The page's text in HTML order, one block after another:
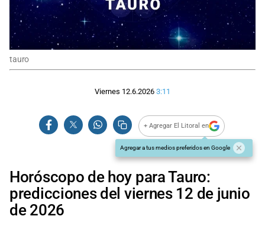
tauro
Viernes 12.6.2026 3:11
+ Agregar El Litoral en
Agregar a tus medios preferidos en Google
Horóscopo de hoy para Tauro:
predicciones del viernes 12 de junio
de 2026